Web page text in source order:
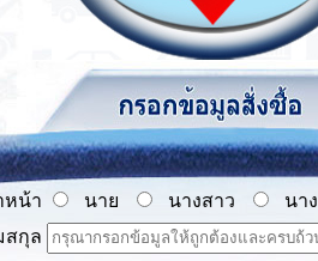
หน้า นาย นางสาว
นาง
กุล